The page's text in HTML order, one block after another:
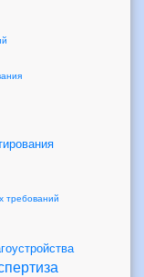
требований